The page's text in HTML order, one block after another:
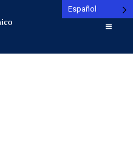
Español